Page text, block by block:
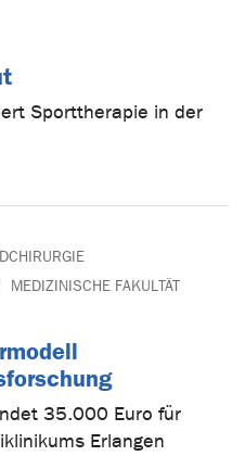
Sporttherapie in der
MEDIZINISCHE FAKULTÄT
35.000 Euro für
Erlangen